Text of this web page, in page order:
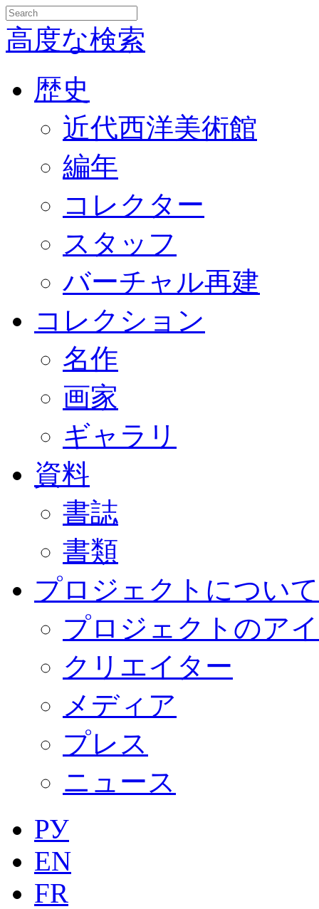
高度な検索
歴史
近代西洋美術館
編年
コレクター
スタッフ
バーチャル再建
コレクション
名作
画家
ギャラリ
資料
書誌
書類
プロジェクトについて
プロジェクトのア
クリエイター
メディア
プレス
ニュース
РУ
EN
FR